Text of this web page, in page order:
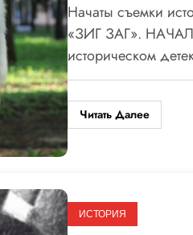
Начаты съемки
«ЗИГ ЗАГ».
историческом
Читать Далее
ИСТОРИЯ